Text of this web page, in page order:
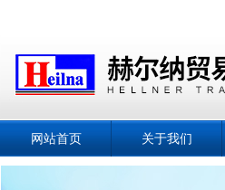
网站首页 关于我们